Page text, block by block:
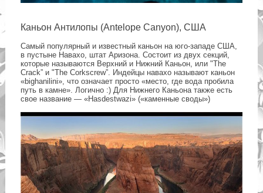
Каньон Антилопы (Antelope Canyon), США
Самый популярный и известный каньон на юго-западе США,
в пустыне Навахо, штат Аризона. Состоит из двух секций,
которые называются Верхний и Нижний Каньон, или "The
Crack” и "The Corkscrew”. Индейцы навахо называют каньон
«bighanilini», что означает просто «место, где вода пробила
путь в камне». Логично :) Для Нижнего Каньона также есть
свое название — «Hasdestwazi» («каменные своды»)